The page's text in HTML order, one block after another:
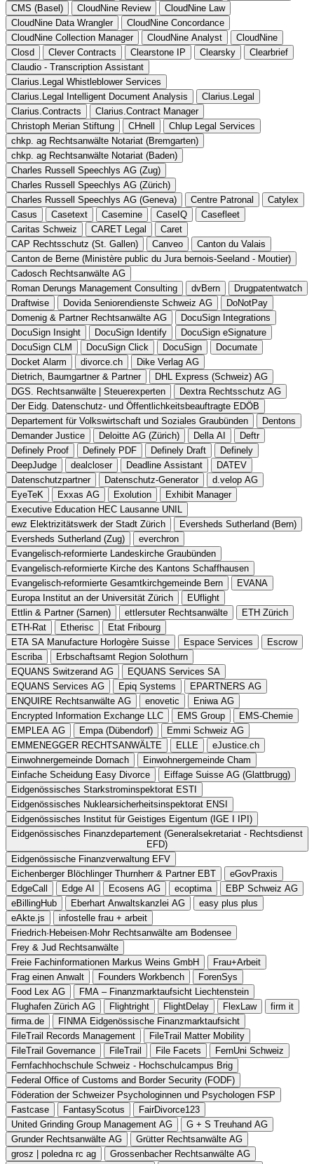
CMS (Basel)
CloudNine Review
CloudNine Law
CloudNine Data Wrangler
CloudNine Concordance
CloudNine Collection Manager
CloudNine Analyst
CloudNine
Closd
Clever Contracts Clearstone IP Clearsky
Clearbrief
Claudio - Transcription Assistant
Clarius.Legal Whistleblower Services
Clarius.Legal Intelligent Document Analysis
Clarius.Legal
Clarius.Contracts
Clarius.Contract Manager
Christoph Merian Stiftung
CHnell
Chlup Legal Services
chkp. ag Rechtsanwälte Notariat (Bremgarten)
chkp. ag Rechtsanwälte Notariat (Baden)
Charles Russell Speechlys AG (Zug)
Charles Russell Speechlys AG (Zürich)
Charles Russell Speechlys AG (Geneva)
Centre Patronal
Catylex
Casus
Casetext Casemine CaseIQ
Casefleet
Caritas Schweiz
CARET Legal
Caret
CAP Rechtsschutz (St. Gallen)
Canveo
Canton du Valais
Canton de Berne (Ministère public du Jura bernois-Seeland - Moutier)
Cadosch Rechtsanwälte AG
Roman Derungs Management Consulting
dvBern
Drugpatentwatch
Draftwise
Dovida Seniorendienste Schweiz AG
DoNotPay
Domenig & Partner Rechtsanwälte AG
DocuSign Integrations
DocuSign Insight
DocuSign Identify
DocuSign eSignature
DocuSign CLM
DocuSign Click DocuSign
Documate
Docket Alarm
divorce.ch
Dike Verlag AG
Dietrich, Baumgartner & Partner
DHL Express (Schweiz) AG
DGS. Rechtsanwälte | Steuerexperten
Dextra Rechtsschutz AG
Der Eidg. Datenschutz- und Öffentlichkeitsbeauftragte EDÖB
Departement für Volkswirtschaft und Soziales Graubünden
Dentons
Demander Justice
Deloitte AG (Zürich) Della AI
Deftr
Definely Proof
Definely PDF Definely Draft
Definely
DeepJudge
dealcloser Deadline Assistant
DATEV
Datenschutzpartner
Datenschutz-Generator
d.velop AG
EyeTeK
Exxas AG Exolution
Exhibit Manager
Executive Education HEC Lausanne UNIL
ewz Elektrizitätswerk der Stadt Zürich
Eversheds Sutherland (Bern)
Eversheds Sutherland (Zug)
everchron
Evangelisch-reformierte Landeskirche Graubünden
Evangelisch-reformierte Kirche des Kantons Schaffhausen
Evangelisch-reformierte Gesamtkirchgemeinde Bern
EVANA
Europa Institut an der Universität Zürich
EUflight
Ettlin & Partner (Sarnen)
ettlersuter Rechtsanwälte
ETH Zürich
ETH-Rat
Etherisc
Etat Fribourg
ETA SA Manufacture Horlogère Suisse
Espace Services
Escrow
Escriba
Erbschaftsamt Region Solothurn
EQUANS Switzerand AG
EQUANS Services SA
EQUANS Services AG
Epiq Systems
EPARTNERS AG
ENQUIRE Rechtsanwälte AG
enovetic
Eniwa AG
Encrypted Information Exchange LLC
EMS Group
EMS-Chemie
EMPLEA AG
Empa (Dübendorf)
Emmi Schweiz AG
EMMENEGGER RECHTSANWÄLTE
ELLE
eJustice.ch
Einwohnergemeinde Dornach
Einwohnergemeinde Cham
Einfache Scheidung Easy Divorce
Eiffage Suisse AG (Glattbrugg)
Eidgenössisches Starkstrominspektorat ESTI
Eidgenössisches Nuklearsicherheitsinspektorat ENSI
Eidgenössisches Institut für Geistiges Eigentum (IGE I IPI)
Eidgenössisches Finanzdepartement (Generalsekretariat - Rechtsdienst
EFD)
Eidgenössische Finanzverwaltung EFV
Eichenberger Blöchlinger Thurnherr & Partner EBT
eGovPraxis
EdgeCall
Edge AI Ecosens AG ecoptima
EBP Schweiz AG
eBillingHub
Eberhart Anwaltskanzlei AG
easy plus plus
eAkte.js
infostelle frau + arbeit
Friedrich·Hebeisen·Mohr Rechtsanwälte am Bodensee
Frey & Jud Rechtsanwälte
Freie Fachinformationen Markus Weins GmbH
Frau+Arbeit
Frag einen Anwalt
Founders Workbench
ForenSys
Food Lex AG
FMA – Finanzmarktaufsicht Liechtenstein
Flughafen Zürich AG
Flightright FlightDelay FlexLaw
firm it
firma.de
FINMA Eidgenössische Finanzmarktaufsicht
FileTrail Records Management
FileTrail Matter Mobility
FileTrail Governance
FileTrail File Facets
FernUni Schweiz
Fernfachhochschule Schweiz - Hochschulcampus Brig
Federal Office of Customs and Border Security (FODF)
Föderation der Schweizer Psychologinnen und Psychologen FSP
Fastcase
FantasyScotus
FairDivorce123
United Grinding Group Management AG
G + S Treuhand AG
Grunder Rechtsanwälte AG
Grütter Rechtsanwälte AG
grosz | poledna rc ag
Grossenbacher Rechtsanwälte AG